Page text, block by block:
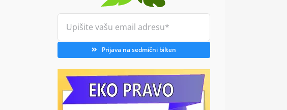
Prijava na sedmični bilten